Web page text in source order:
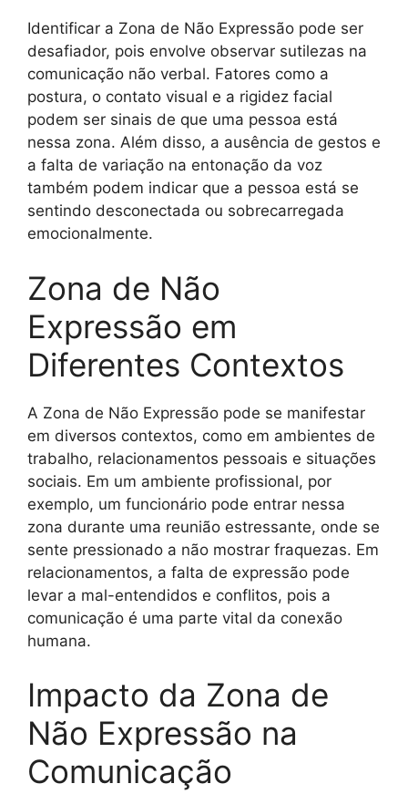
Identificar a Zona de Não Expressão pode ser
desafiador, pois envolve observar sutilezas na
comunicação não verbal. Fatores como a
postura, o contato visual e a rigidez facial
podem ser sinais de que uma pessoa está
nessa zona. Além disso, a ausência de gestos e
a falta de variação na entonação da voz
também podem indicar que a pessoa está se
sentindo desconectada ou sobrecarregada
emocionalmente.
Zona de Não
Expressão em
Diferentes Contextos
A Zona de Não Expressão pode se manifestar
em diversos contextos, como em ambientes de
trabalho, relacionamentos pessoais e situações
sociais. Em um ambiente profissional, por
exemplo, um funcionário pode entrar nessa
zona durante uma reunião estressante, onde se
sente pressionado a não mostrar fraquezas. Em
relacionamentos, a falta de expressão pode
levar a mal-entendidos e conflitos, pois a
comunicação é uma parte vital da conexão
humana.
Impacto da Zona de
Não Expressão na
Comunicação